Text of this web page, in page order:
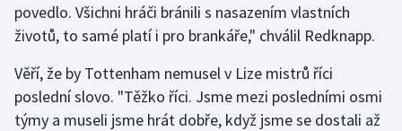
Short track
Sportovní střelba
Stolní tenis
povedlo. Všichni hráči bránili s nasazením vlastních
životů, to samé platí i pro brankáře," chválil Redknapp.
Věří, že by Tottenham nemusel v Lize mistrů říci
poslední slovo. "Těžko říci. Jsme mezi posledními osmi
týmy a museli jsme hrát dobře, když jsme se dostali až